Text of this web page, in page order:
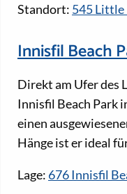
Standort: 545 Little
Innisfil Beach
Direkt am Ufer des
Innisfil Beach Park
einen
Hänge ist er ideal
Lage: 676 Innisfil